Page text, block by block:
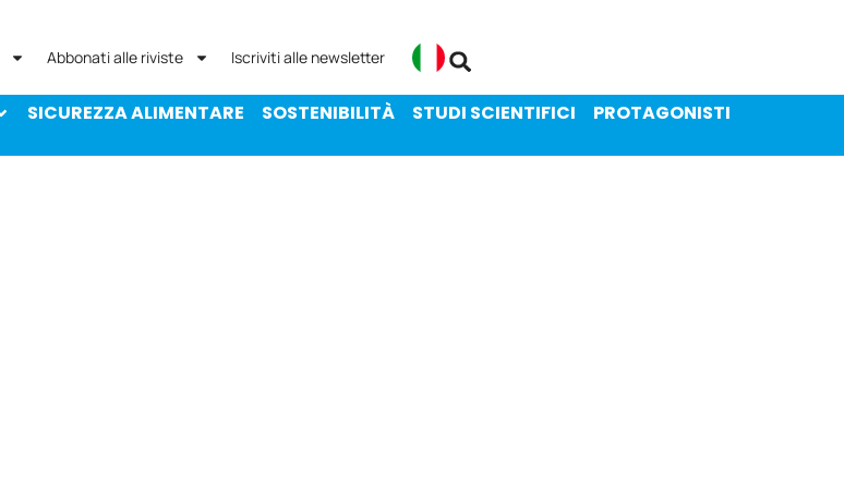
Abbonati alle riviste Iscriviti alle newsletter
SICUREZZA ALIMENTARE SOSTENIBILITÀ STUDI SCIENTIFICI
PROTAGONISTI